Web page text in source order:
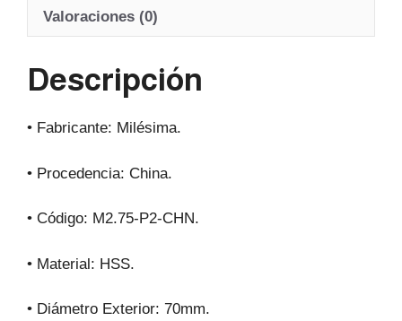
A
p
b
o
a
Valoraciones (0)
Descripción
• Fabricante: Milésima.
• Procedencia: China.
• Código: M2.75-P2-CHN.
• Material: HSS.
• Diámetro Exterior: 70mm.